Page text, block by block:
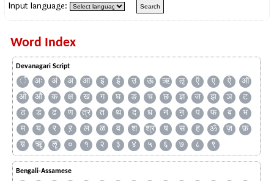
Input language:
Word Index
Devanagari Script
ँ अः अं अ आ इ ई उ ऊ ऋ ऌ ऍ ए ऐ
ऑ
ओ
औ क क्ष ख ग घ ङ च छ ज्ञ ज झ ञ
ट
ठ
ड ढ ण त्र त थ द ध न ऩ प फ ब
भ
म
य र ऱ ल ळ व श श्र ष स ह ॐ ज़
फ़
य़
ॠ ॡ ० १ २ ३ ४ ५ ६ ७ ८ ९
Bengali-Assamese